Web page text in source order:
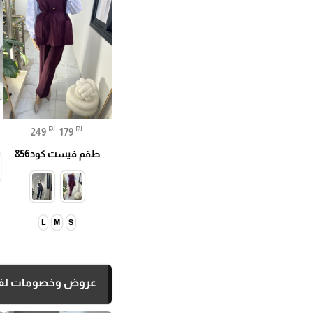
249 ₪ 179 ₪
طقم فيست كود856
S
M
L
عروض وخصومات